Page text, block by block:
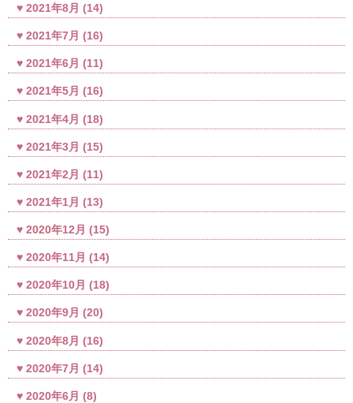
2021年8月 (14)
2021年7月 (16)
2021年6月 (11)
2021年5月 (16)
2021年4月 (18)
2021年3月 (15)
2021年2月 (11)
2021年1月 (13)
2020年12月 (15)
2020年11月 (14)
2020年10月 (18)
2020年9月 (20)
2020年8月 (16)
2020年7月 (14)
2020年6月 (8)